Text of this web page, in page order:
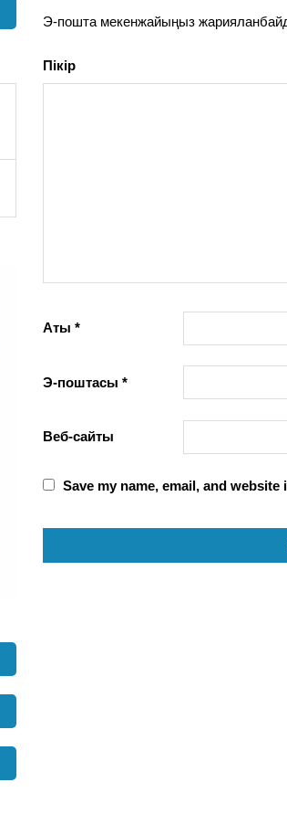
Э-пошта мекенжайыңыз
Пікір
Аты*
Э-поштасы*
Веб-сайты
Save my name, email, and